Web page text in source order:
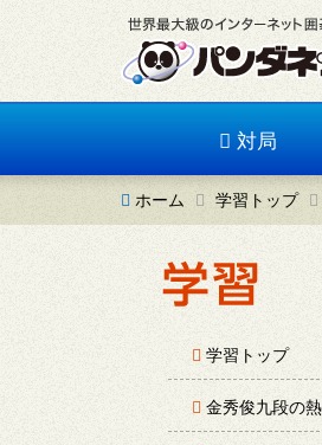
対局
ホーム 学習トップ
学習トップ
金秀俊九段の